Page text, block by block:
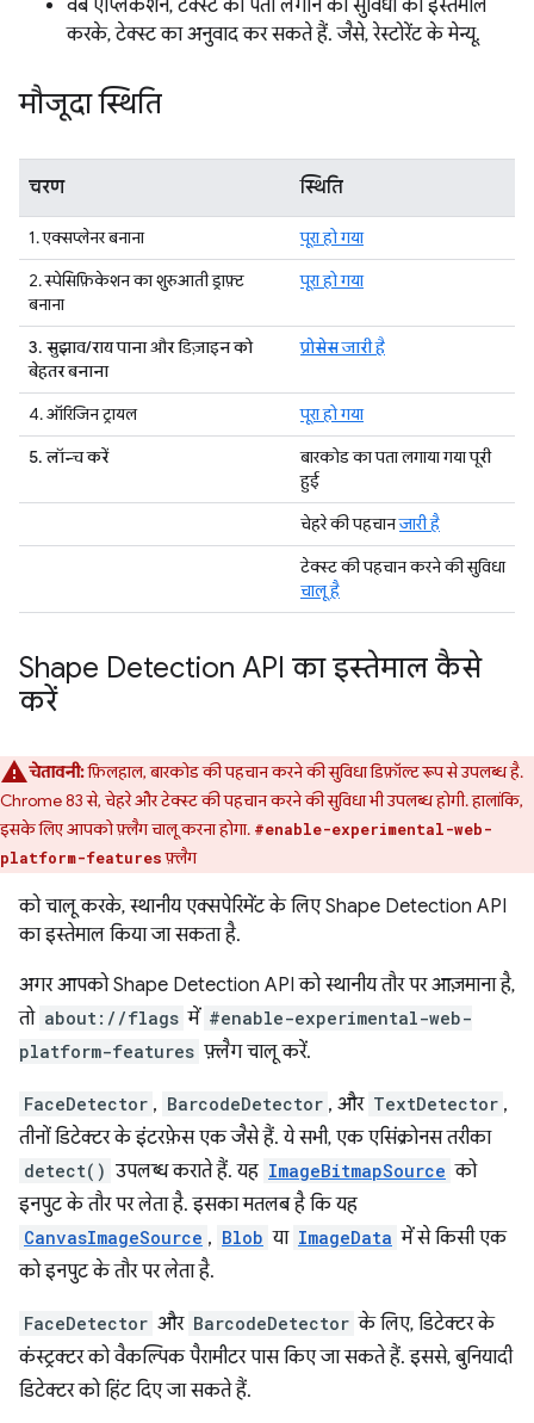
वेब ऐप्लिकेशन, टेक्स्ट का पता लगाने की सुविधा का इस्तेमाल
करके, टेक्स्ट का अनुवाद कर सकते हैं. जैसे, रेस्टोरेंट के मेन्यू.
मौजूदा स्थिति
चरण स्थिति
1. एक्सप्लेनर बनाना
पूरा हो गया
2. स्पेसिफ़िकेशन का शुरुआती ड्राफ़्ट
बनाना
पूरा हो गया
3. सुझाव/राय पाना और डिज़ाइन को
बेहतर बनाना
प्रोसेस जारी है
4. ऑरिजिन ट्रायल
पूरा हो गया
5. लॉन्च करें
बारकोड का पता लगाया गयापूरी
हुई
चेहरे की पहचानजारी है
टेक्स्ट की पहचान करने की सुविधा
चालू है
Shape Detection API का इस्तेमाल कैसे
करें
चेतावनी:फ़िलहाल, बारकोड की पहचान करने की सुविधा डिफ़ॉल्ट रूप से उपलब्ध है.
Chrome 83 से, चेहरे और टेक्स्ट की पहचान करने की सुविधा भी उपलब्ध होगी. हालांकि,
इसके लिए आपको फ़्लैग चालू करना होगा. #enable-experimental-web-
platform-featuresफ़्लैग
को चालू करके, स्थानीय एक्सपेरिमेंट के लिए Shape Detection API
का इस्तेमाल किया जा सकता है.
अगर आपको Shape Detection API को स्थानीय तौर पर आज़माना है,
तो about://flags में #enable-experimental-web-
platform-features फ़्लैग चालू करें.
FaceDetector , BarcodeDetector , और TextDetector ,
तीनों डिटेक्टर के इंटरफ़ेस एक जैसे हैं. ये सभी, एक एसिंक्रोनस तरीका
detect() उपलब्ध कराते हैं. यह ImageBitmapSource को
इनपुट के तौर पर लेता है. इसका मतलब है कि यह
CanvasImageSource , Blob या ImageData में से किसी एक
को इनपुट के तौर पर लेता है.
FaceDetector और BarcodeDetector के लिए, डिटेक्टर के
कंस्ट्रक्टर को वैकल्पिक पैरामीटर पास किए जा सकते हैं. इससे, बुनियादी
डिटेक्टर को हिंट दिए जा सकते हैं.